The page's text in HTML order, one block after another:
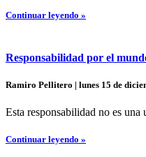
Continuar leyendo »
Responsabilidad por el
Ramiro Pellitero | lunes 15 de
Esta responsabilidad no es
Continuar leyendo »